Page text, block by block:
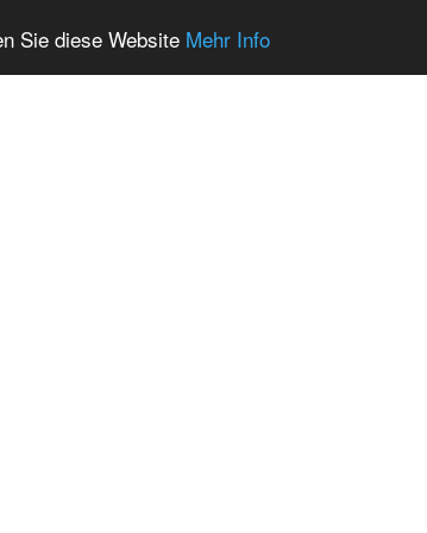
Sie diese Website Mehr Info